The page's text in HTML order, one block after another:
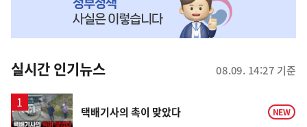
뉴
스
실시간 인기뉴스 08.09. 14:27 기준
영
상
택배기사의 촉이 맞았다 NEW